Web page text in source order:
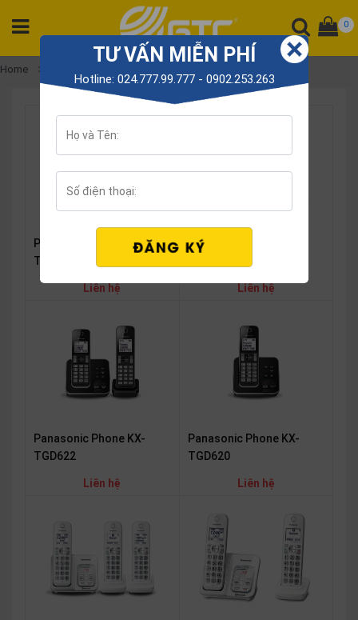
0
Home
Panasonic Phone KX-
TGD624
Liên hệ
Panasonic Phone KX-
Liên hệ
Panasonic Phone KX-
TGD622
Liên hệ
Panasonic Phone KX-
TGD620
Liên hệ
CATEGORY
PRODUCT
Gateway
CATEGORY
Service
LANGUAGE
TƯ VẤN MIỄN PHÍ
Hotline: 024.777.99.777 - 0902.253.263